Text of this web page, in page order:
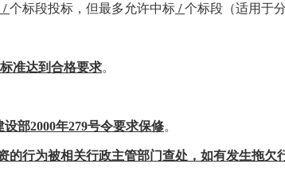
/ 个标段投标，但最多允许中标 / 个标段（适用于
准达到合格要求。
部2000年279号令要求保修。
的行为被相关行政主管部门查处，如有发生拖欠